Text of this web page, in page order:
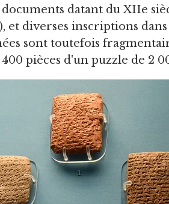
datant du XIIe
et diverses inscriptions
sont toutefois
pièces d'un puzzle de 2